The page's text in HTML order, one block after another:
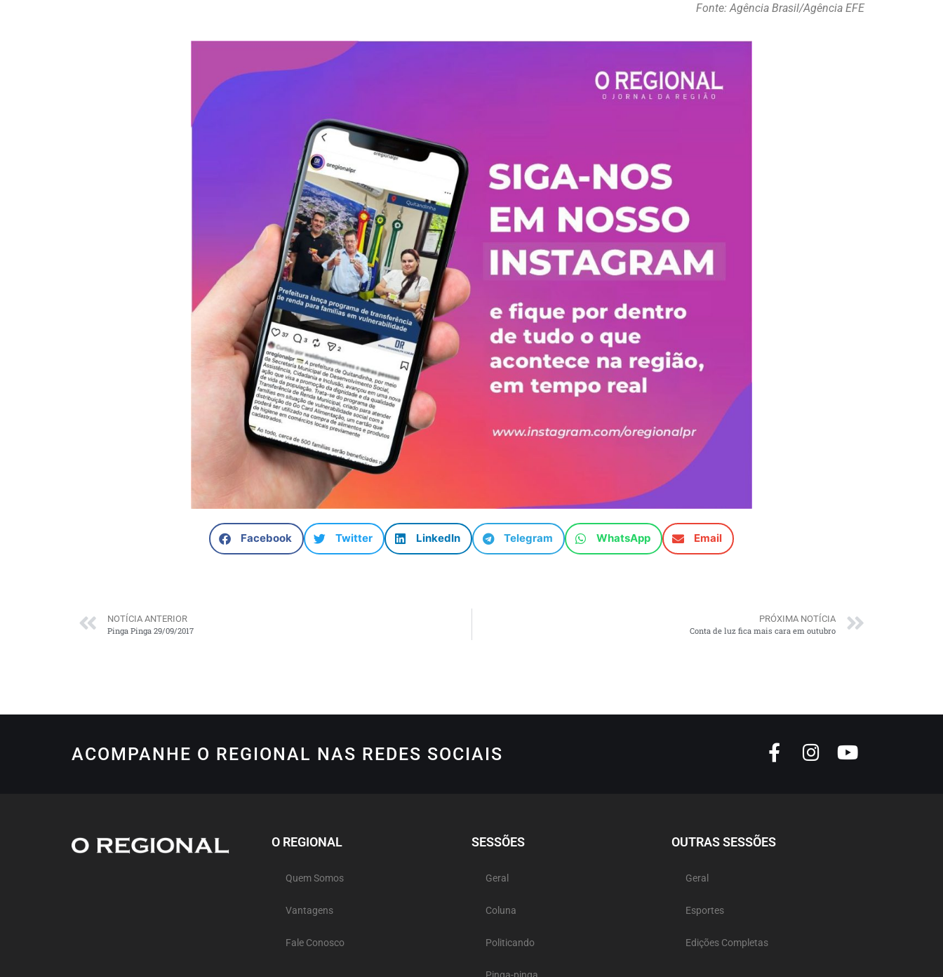
Fonte: Agência Brasil/Agência EFE
Facebook Twitter LinkedIn Telegram WhatsApp Email
NOTÍCIA ANTERIOR
Pinga Pinga 29/09/2017
PRÓXIMA NOTÍCIA
Conta de luz fica mais cara em outubro
ACOMPANHE O REGIONAL NAS REDES SOCIAIS
O REGIONAL
Quem Somos
Vantagens
Fale Conosco
SESSÕES
Geral
Coluna
Politicando
OUTRAS SESSÕES
Geral
Esportes
Edições Completas